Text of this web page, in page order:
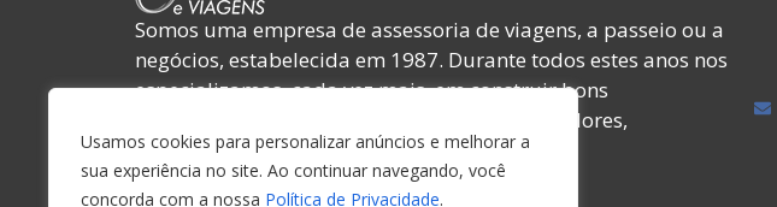
Usamos cookies para personalizar anúncios e melhorar a
sua experiência no site. Ao continuar navegando, você
concorda com a nossa Política de Privacidade.
Somos uma empresa de assessoria de viagens, a passeio ou a
negócios, estabelecida em 1987. Durante todos estes anos nos
especializamos, cada vez mais, em construir bons
relacionamentos com nossos clientes, fornecedores,
colaboradores e amigos.